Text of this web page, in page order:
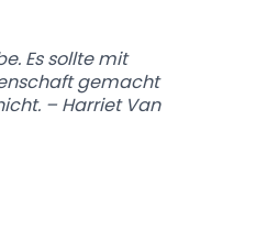
Es sollte mit
gemacht
– Harriet Van